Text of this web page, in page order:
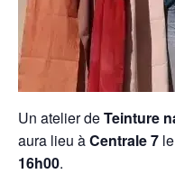
Un atelier deTeinture
aura lieu àCentrale 7 le
16h00.